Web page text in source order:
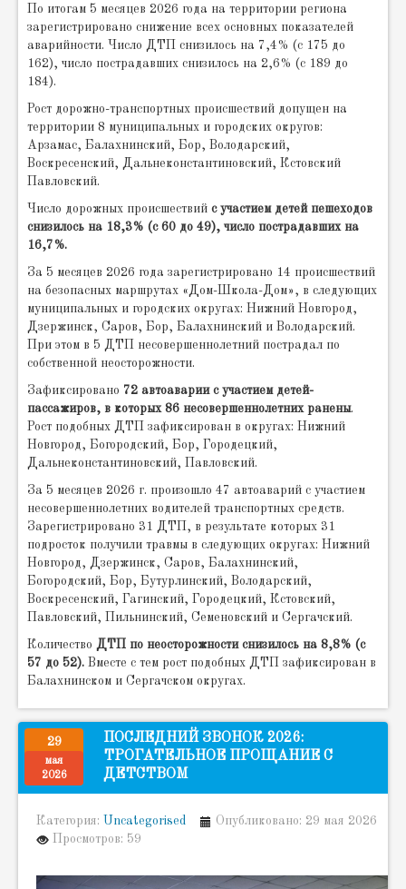
По итогам 5 месяцев 2026 года на территории региона
зарегистрировано снижение всех основных показателей
аварийности. Число ДТП снизилось на 7,4% (с 175 до
162), число пострадавших снизилось на 2,6% (с 189 до
184).
Рост дорожно-транспортных происшествий допущен на
территории 8 муниципальных и городских округов:
Арзамас, Балахнинский, Бор, Володарский,
Воскресенский, Дальнеконстантиновский, Кстовский
Павловский.
Число дорожных происшествий с участием детей пешеходов
снизилось на 18,3% (с 60 до 49), число пострадавших на
16,7%.
За 5 месяцев 2026 года зарегистрировано 14 происшествий
на безопасных маршрутах «Дом-Школа-Дом», в следующих
муниципальных и городских округах: Нижний Новгород,
Дзержинск, Саров, Бор, Балахнинский и Володарский.
При этом в 5 ДТП несовершеннолетний пострадал по
собственной неосторожности.
Зафиксировано 72 автоаварии с участием детей-
пассажиров, в которых 86 несовершеннолетних ранены.
Рост подобных ДТП зафиксирован в округах: Нижний
Новгород, Богородский, Бор, Городецкий,
Дальнеконстантиновский, Павловский.
За 5 месяцев 2026 г. произошло 47 автоаварий с участием
несовершеннолетних водителей транспортных средств.
Зарегистрировано 31 ДТП, в результате которых 31
подросток получили травмы в следующих округах: Нижний
Новгород, Дзержинск, Саров, Балахнинский,
Богородский, Бор, Бутурлинский, Володарский,
Воскресенский, Гагинский, Городецкий, Кстовский,
Павловский, Пильнинский, Семеновский и Сергачский.
Количество ДТП по неосторожности снизилось на 8,8% (с
57 до 52). Вместе с тем рост подобных ДТП зафиксирован в
Балахнинском и Сергачском округах.
29
мая
2026
ПОСЛЕДНИЙ ЗВОНОК 2026:
ТРОГАТЕЛЬНОЕ ПРОЩАНИЕ С
ДЕТСТВОМ
Категория: Uncategorised
Опубликовано: 29 мая 2026
Просмотров: 59